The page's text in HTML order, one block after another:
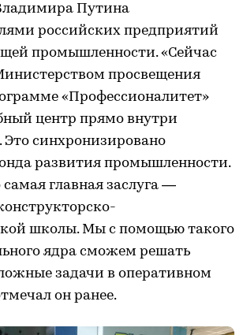
Путина
российских предприятий
промышленности. «Сейчас
просвещения
«Профессионалитет»
центр прямо внутри
Это синхронизировано
развития промышленности.
главная заслуга —
школы. Мы с помощью такого
ядра сможем решать
задачи в оперативном
он ранее.